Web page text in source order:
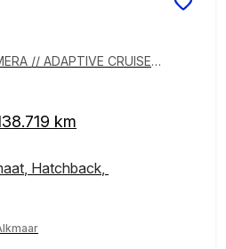
// ADAPTIVE CRUISE
km
, Hatchback,